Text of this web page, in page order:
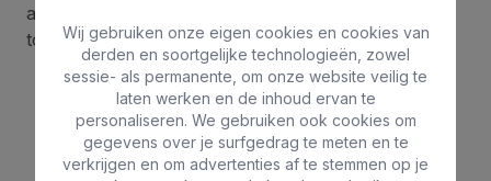
aan een gewoon hotelverblijf zonder deze
toegevoegde diensten.
Multimediagalerij van de
Wij gebruiken onze eigen cookies en cookies van
derden en soortgelijke technologieën, zowel
sessie- als permanente, om onze website veilig te
laten werken en de inhoud ervan te
personaliseren. We gebruiken ook cookies om
gegevens over je surfgedrag te meten en te
verkrijgen en om advertenties af te stemmen op je